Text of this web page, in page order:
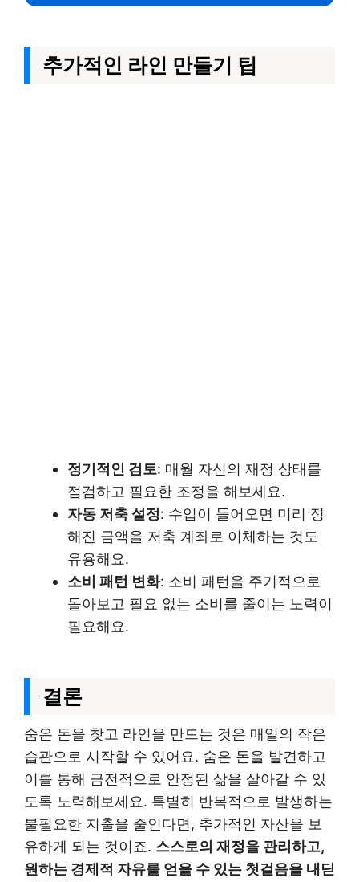
추가적인 라인 만들기 팁
정기적인 검토: 매월 자신의 재정 상태를
점검하고 필요한 조정을 해보세요.
자동 저축 설정: 수입이 들어오면 미리 정
해진 금액을 저축 계좌로 이체하는 것도
유용해요.
소비 패턴 변화: 소비 패턴을 주기적으로
돌아보고 필요 없는 소비를 줄이는 노력이
필요해요.
결론
숨은 돈을 찾고 라인을 만드는 것은 매일의 작은
습관으로 시작할 수 있어요. 숨은 돈을 발견하고
이를 통해 금전적으로 안정된 삶을 살아갈 수 있
도록 노력해보세요. 특별히 반복적으로 발생하는
불필요한 지출을 줄인다면, 추가적인 자산을 보
유하게 되는 것이죠. 스스로의 재정을 관리하고,
원하는 경제적 자유를 얻을 수 있는 첫걸음을 내딛